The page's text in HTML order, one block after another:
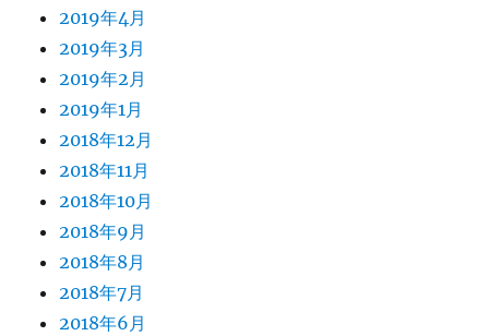
2019年4月
2019年3月
2019年2月
2019年1月
2018年12月
2018年11月
2018年10月
2018年9月
2018年8月
2018年7月
2018年6月